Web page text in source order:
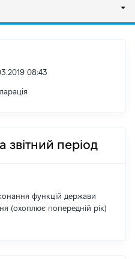
08:43
звітний період
функцій держави
(охоплює попередній рік)